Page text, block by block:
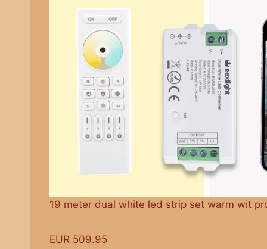
19 meter dual white led strip set warm wit
EUR 509.95